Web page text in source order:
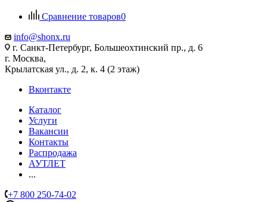
Сравнение товаров0
info@shonx.ru
г. Санкт-Петербург, Большеохтинский пр., д. 6
г. Москва,
Крылатская ул., д. 2, к. 4 (2 этаж)
Вконтакте
Каталог
Услуги
Вакансии
Контакты
Распродажа
АУТЛЕТ
...
+7 800 250-74-02